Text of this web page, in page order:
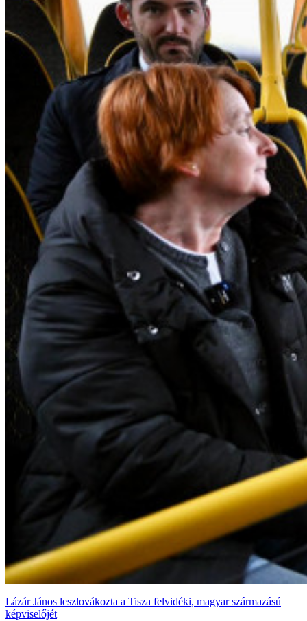
Lázár János leszlovákozta a Tisza felvidéki, magyar származású
képviselőjét